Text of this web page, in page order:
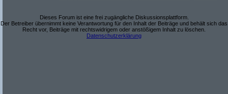
Dieses Forum ist eine frei zugängliche Diskussionsplattform.
Der Betreiber übernimmt keine Verantwortung für den Inhalt der Beiträge und behält sich das
Recht vor, Beiträge mit rechtswidrigem oder anstößigem Inhalt zu löschen.
Datenschutzerklärung